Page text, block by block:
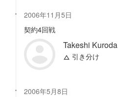
2006年11月5日
契約4回戦
Takeshi Kuroda
引き分け
2006年5月8日